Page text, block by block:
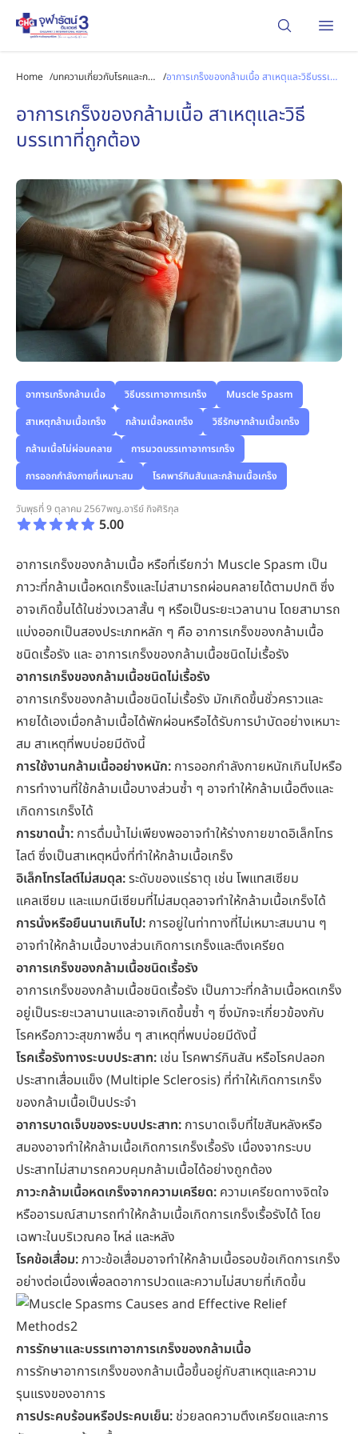
Home /บทความเกี่ยวกับโรคและการ /อาการเกร็งของกล้ามเนื้อ สาเหตุและวิธีบรรเทา
อาการเกร็งของกล้ามเนื้อ สาเหตุและวิธี
บรรเทาที่ถูกต้อง
อาการเกร็งกล้ามเนื้อ วิธีบรรเทาอาการเกร็ง
Muscle Spasm
สาเหตุกล้ามเนื้อเกร็ง
กล้ามเนื้อหดเกร็ง
วิธีรักษากล้ามเนื้อเกร็ง
กล้ามเนื้อไม่ผ่อนคลาย
การนวดบรรเทาอาการเกร็ง
การออกกำลังกายที่เหมาะสม
โรคพาร์กินสันและกล้ามเนื้อเกร็ง
วันพุธที่ 9 ตุลาคม 2567พญ.อารีย์ กิจศิริกุล
5.00
อาการเกร็งของกล้ามเนื้อ หรือที่เรียกว่า Muscle Spasm เป็น
ภาวะที่กล้ามเนื้อหดเกร็งและไม่สามารถผ่อนคลายได้ตามปกติ ซึ่ง
อาจเกิดขึ้นได้ในช่วงเวลาสั้น ๆ หรือเป็นระยะเวลานาน โดยสามารถ
แบ่งออกเป็นสองประเภทหลัก ๆ คือ อาการเกร็งของกล้ามเนื้อ
ชนิดเรื้อรัง และ อาการเกร็งของกล้ามเนื้อชนิดไม่เรื้อรัง
อาการเกร็งของกล้ามเนื้อชนิดไม่เรื้อรัง
อาการเกร็งของกล้ามเนื้อชนิดไม่เรื้อรัง มักเกิดขึ้นชั่วคราวและ
หายได้เองเมื่อกล้ามเนื้อได้พักผ่อนหรือได้รับการบำบัดอย่างเหมาะ
สม สาเหตุที่พบบ่อยมีดังนี้
การใช้งานกล้ามเนื้ออย่างหนัก: การออกกำลังกายหนักเกินไปหรือ
การทำงานที่ใช้กล้ามเนื้อบางส่วนซ้ำ ๆ อาจทำให้กล้ามเนื้อตึงและ
เกิดการเกร็งได้
การขาดน้ำ: การดื่มน้ำไม่เพียงพออาจทำให้ร่างกายขาดอิเล็กโทร
ไลต์ ซึ่งเป็นสาเหตุหนึ่งที่ทำให้กล้ามเนื้อเกร็ง
อิเล็กโทรไลต์ไม่สมดุล:ระดับของแร่ธาตุ เช่น โพแทสเซียม
แคลเซียม และแมกนีเซียมที่ไม่สมดุลอาจทำให้กล้ามเนื้อเกร็งได้
การนั่งหรือยืนนานเกินไป: การอยู่ในท่าทางที่ไม่เหมาะสมนาน ๆ
อาจทำให้กล้ามเนื้อบางส่วนเกิดการเกร็งและตึงเครียด
อาการเกร็งของกล้ามเนื้อชนิดเรื้อรัง
อาการเกร็งของกล้ามเนื้อชนิดเรื้อรัง เป็นภาวะที่กล้ามเนื้อหดเกร็ง
อยู่เป็นระยะเวลานานและอาจเกิดขึ้นซ้ำ ๆ ซึ่งมักจะเกี่ยวข้องกับ
โรคหรือภาวะสุขภาพอื่น ๆ สาเหตุที่พบบ่อยมีดังนี้
โรคเรื้อรังทางระบบประสาท: เช่น โรคพาร์กินสัน หรือโรคปลอก
ประสาทเสื่อมแข็ง (Multiple Sclerosis) ที่ทำให้เกิดการเกร็ง
ของกล้ามเนื้อเป็นประจำ
อาการบาดเจ็บของระบบประสาท: การบาดเจ็บที่ไขสันหลังหรือ
สมองอาจทำให้กล้ามเนื้อเกิดการเกร็งเรื้อรัง เนื่องจากระบบ
ประสาทไม่สามารถควบคุมกล้ามเนื้อได้อย่างถูกต้อง
ภาวะกล้ามเนื้อหดเกร็งจากความเครียด: ความเครียดทางจิตใจ
หรืออารมณ์สามารถทำให้กล้ามเนื้อเกิดการเกร็งเรื้อรังได้ โดย
เฉพาะในบริเวณคอ ไหล่ และหลัง
โรคข้อเสื่อม:ภาวะข้อเสื่อมอาจทำให้กล้ามเนื้อรอบข้อเกิดการเกร็ง
อย่างต่อเนื่องเพื่อลดอาการปวดและความไม่สบายที่เกิดขึ้น
การรักษาและบรรเทาอาการเกร็งของกล้ามเนื้อ
การรักษาอาการเกร็งของกล้ามเนื้อขึ้นอยู่กับสาเหตุและความ
รุนแรงของอาการ
การประคบร้อนหรือประคบเย็น: ช่วยลดความตึงเครียดและการ